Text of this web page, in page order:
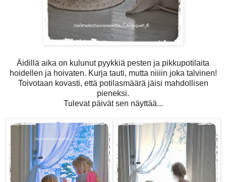
Äidillä aika on kulunut pyykkiä pesten ja pikkupotilaita
hoidellen ja hoivaten. Kurja tauti, mutta niiiin joka talvinen!
Toivotaan kovasti, että potilasmäärä jäisi mahdollisen
pieneksi.
Tulevat päivät sen näyttää...